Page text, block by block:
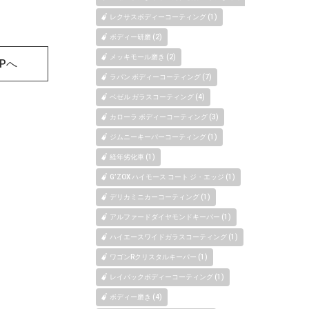
へ
レクサスボディーコーティング (1)
ボディー研磨 (2)
メッキモール磨き (2)
ラパン ボディーコーティング (7)
ベゼル ガラスコーティング (4)
カローラ ボディーコーティング (3)
ジムニーキーパーコーティング (1)
経年劣化車 (1)
G’ZOX ハイモース コート ジ・エッジ (1)
デリカミニカーコーティング (1)
アルファードダイヤモンドキーパー (1)
ハイエースワイドガラスコーティング (1)
ワゴンRクリスタルキーパー (1)
レイバックボディーコーティング (1)
ボディー磨き (4)